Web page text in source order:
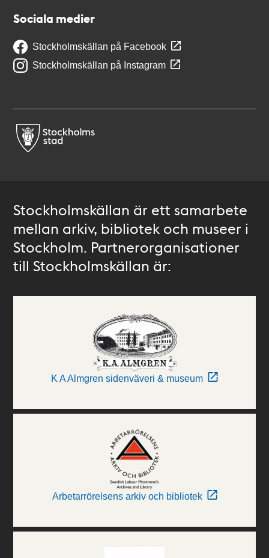
Sociala medier
Stockholmskällan på Facebook
Stockholmskällan på Instagram
Stockholmskällan är ett samarbete
mellan arkiv, bibliotek och museer i
Stockholm. Partnerorganisationer
till Stockholmskällan är:
K A Almgren sidenväveri & museum
Arbetarrörelsens arkiv och bibliotek